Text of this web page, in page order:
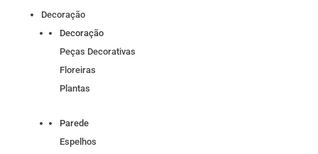
Decoração
Decoração
Peças Decorativas
Floreiras
Plantas
Parede
Espelhos